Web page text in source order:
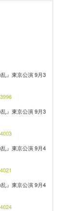
』東京公演 9月3
』東京公演 9月3
』東京公演 9月4
』東京公演 9月4